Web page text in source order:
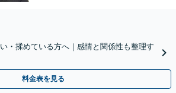
・揉めている方へ｜感情と関係性も整理す
料金表を見る